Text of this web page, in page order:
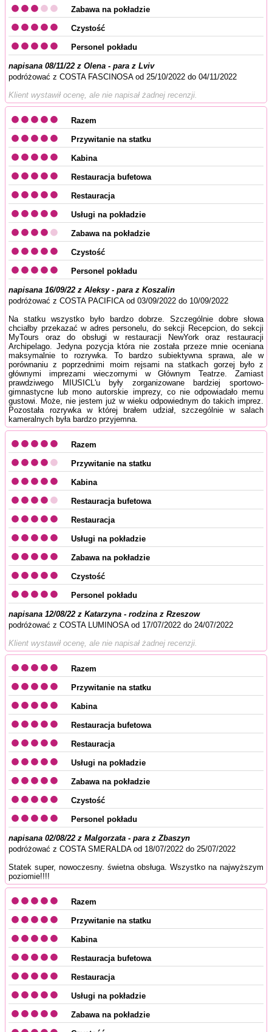
Zabawa na pokładzie
Czystość
Personel pokładu
napisana 08/11/22 z Olena - para z Lviv
podróżować z COSTA FASCINOSA od 25/10/2022 do 04/11/2022
Klient wystawił ocenę, ale nie napisał żadnej recenzji.
Razem
Przywitanie na statku
Kabina
Restauracja bufetowa
Restauracja
Usługi na pokładzie
Zabawa na pokładzie
Czystość
Personel pokładu
napisana 16/09/22 z Aleksy - para z Koszalin
podróżować z COSTA PACIFICA od 03/09/2022 do 10/09/2022
Na statku wszystko było bardzo dobrze. Szczególnie dobre słowa
chciałby przekazać w adres personelu, do sekcji Recepcion, do sekcji
MyTours oraz do obsługi w restauracji NewYork oraz restauracji
Archipelago. Jedyna pozycja która nie została przeze mnie oceniana
maksymalnie to rozrywka. To bardzo subiektywna sprawa, ale w
porównaniu z poprzednimi moim rejsami na statkach gorzej było z
głównymi imprezami wieczornymi w Głównym Teatrze. Zamiast
prawdziwego MIUSICL'u były zorganizowane bardziej sportowo-
gimnastycne lub mono autorskie imprezy, co nie odpowiadało memu
gustowi. Może, nie jestem już w wieku odpowiednym do takich imprez.
Pozostała rozrywka w której brałem udział, szczególnie w salach
kameralnych była bardzo przyjemna.
Razem
Przywitanie na statku
Kabina
Restauracja bufetowa
Restauracja
Usługi na pokładzie
Zabawa na pokładzie
Czystość
Personel pokładu
napisana 12/08/22 z Katarzyna - rodzina z Rzeszow
podróżować z COSTA LUMINOSA od 17/07/2022 do 24/07/2022
Klient wystawił ocenę, ale nie napisał żadnej recenzji.
Razem
Przywitanie na statku
Kabina
Restauracja bufetowa
Restauracja
Usługi na pokładzie
Zabawa na pokładzie
Czystość
Personel pokładu
napisana 02/08/22 z Malgorzata - para z Zbaszyn
podróżować z COSTA SMERALDA od 18/07/2022 do 25/07/2022
Statek super, nowoczesny. świetna obsługa. Wszystko na najwyższym
poziomie!!!!
Razem
Przywitanie na statku
Kabina
Restauracja bufetowa
Restauracja
Usługi na pokładzie
Zabawa na pokładzie